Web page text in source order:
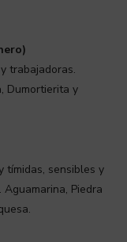
trabajadoras.
Dumortierita y
tímidas, sensibles y
Piedra